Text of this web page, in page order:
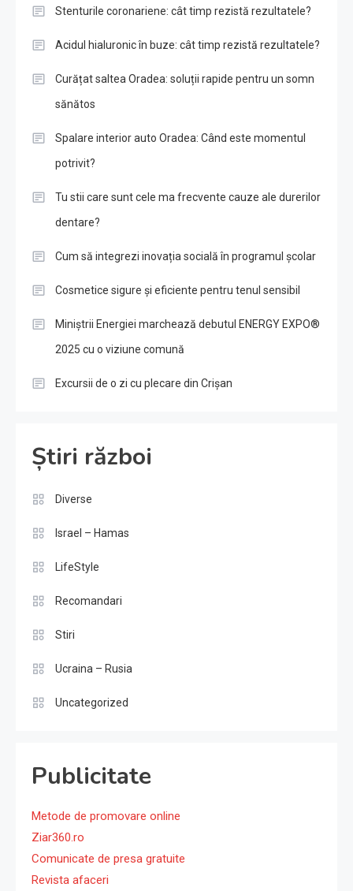
Stenturile coronariene: cât timp rezistă rezultatele?
Acidul hialuronic în buze: cât timp rezistă rezultatele?
Curățat saltea Oradea: soluții rapide pentru un somn
sănătos
Spalare interior auto Oradea: Când este momentul
potrivit?
Tu stii care sunt cele ma frecvente cauze ale durerilor
dentare?
Cum să integrezi inovația socială în programul școlar
Cosmetice sigure și eficiente pentru tenul sensibil
Miniștrii Energiei marchează debutul ENERGY EXPO®
2025 cu o viziune comună
Excursii de o zi cu plecare din Crișan
Știri război
Diverse
Israel – Hamas
LifeStyle
Recomandari
Stiri
Ucraina – Rusia
Uncategorized
Publicitate
Metode de promovare online
Ziar360.ro
Comunicate de presa gratuite
Revista afaceri